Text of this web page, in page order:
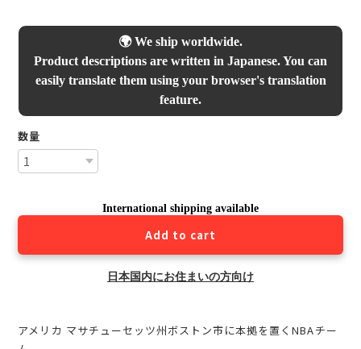
🌍 We ship worldwide.
Product descriptions are written in Japanese. You can
easily translate them using your browser's translation
feature.
数量
International shipping available
Add to cart
日本国内にお住まいの方向け
アメリカ マサチューセッツ州ボストン市に本拠を置くNBAチー